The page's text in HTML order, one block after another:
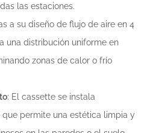
las estaciones.
a su diseño de flujo de aire en 4
una distribución uniforme en
zonas de calor o frío
: El cassette se instala
permite una estética limpia y